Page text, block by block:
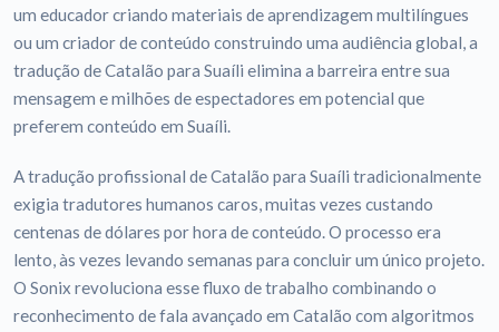
um educador criando materiais de aprendizagem multilíngues
ou um criador de conteúdo construindo uma audiência global, a
tradução de Catalão para Suaíli elimina a barreira entre sua
mensagem e milhões de espectadores em potencial que
preferem conteúdo em Suaíli.
A tradução profissional de Catalão para Suaíli tradicionalmente
exigia tradutores humanos caros, muitas vezes custando
centenas de dólares por hora de conteúdo. O processo era
lento, às vezes levando semanas para concluir um único projeto.
O Sonix revoluciona esse fluxo de trabalho combinando o
reconhecimento de fala avançado em Catalão com algoritmos